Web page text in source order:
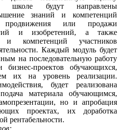
школе будут направлены
знаний и компетенций
или продажи
и изобретений, а также
компетенций участников
Каждый модуль будет
на последовательную работу
проектов обучающихся,
их на уровень реализации.
будет реализована
материала обучающимся,
но и апробация
проектах, их доработка
рентабельности.